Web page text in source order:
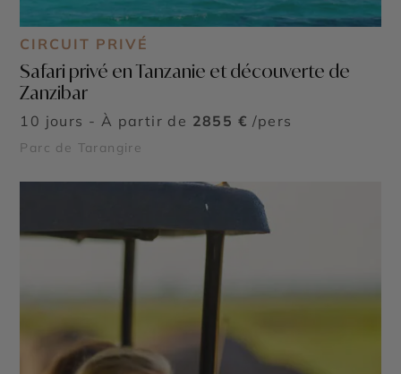
CIRCUIT PRIVÉ
Safari privé en Tanzanie et découverte de
Zanzibar
10 jours - À partir de 2855 € /pers
Parc de Tarangire